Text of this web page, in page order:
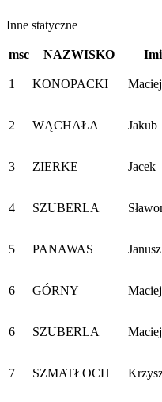
Inne statyczne
msc NAZWISKO
1 KONOPACKI Maciej
2 WĄCHAŁA Jakub
3 ZIERKE Jacek
4 SZUBERLA
5 PANAWAS Janusz
6 GÓRNY Maciej
6 SZUBERLA Maciej
7 SZMATŁOCH